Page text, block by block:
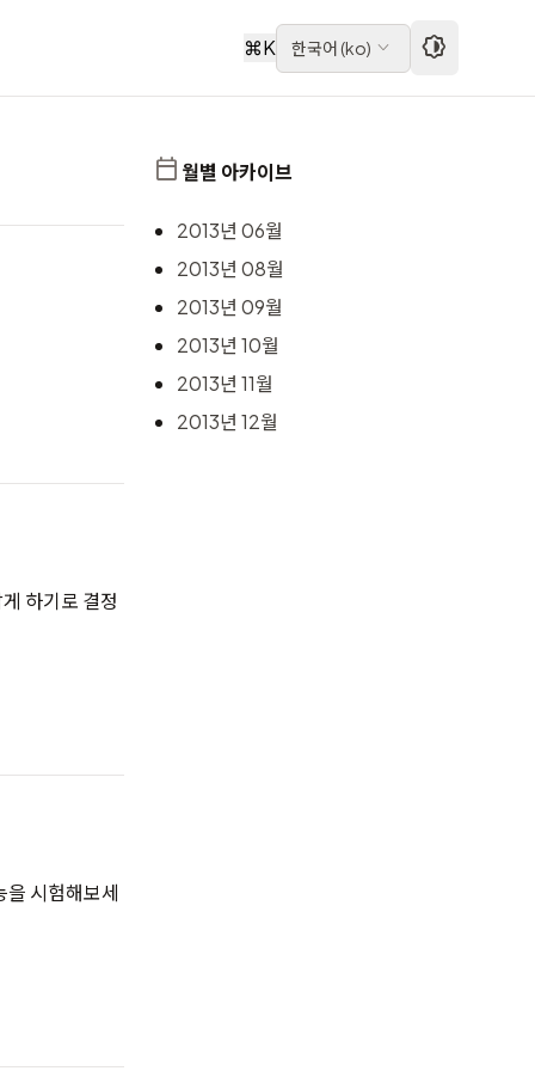
⌘K 한국어(ko)
하기로 결정
시험해보세
월별 아카이브
2013년 06월
2013년 08월
2013년 09월
2013년 10월
2013년 11월
2013년 12월